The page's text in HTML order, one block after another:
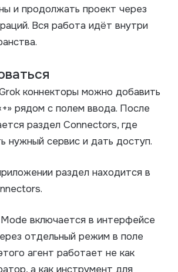
и продолжать проект через
Вся работа идёт внутри
коннекторы можно добавить
рядом с полем ввода. После
раздел Connectors, где
нужный сервис и дать доступ.
раздел находится в
включается в интерфейсе
отдельный режим в поле
агент работает не как
а как инструмент для